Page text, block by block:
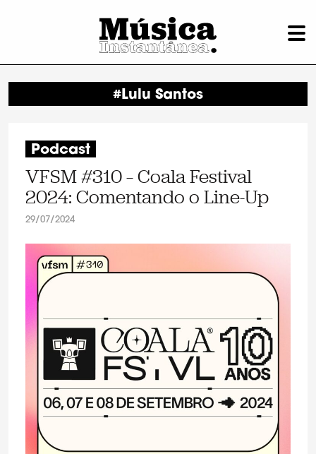
#Lulu Santos
Podcast
VFSM #310 – Coala Festival
2024: Comentando o Line-Up
29/07/2024